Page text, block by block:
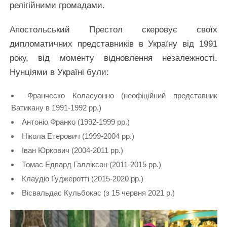
релігійними громадами.
Апостольський Престол скеровує своїх
дипломатичних представників в Україну від 1991
року, від моменту відновлення незалежності.
Нунціями в Україні були:
Франческо Коласуонно (неофіційний представник
Ватикану в 1991-1992 рр.)
Антоніо Франко (1992-1999 рр.)
Нікола Етерович (1999-2004 рр.)
Іван Юркович (2004-2011 рр.)
Томас Едвард Галліксон (2011-2015 рр.)
Клаудіо Ґуджеротті (2015-2020 рр.)
Вісвальдас Кульбокас (з 15 червня 2021 р.)